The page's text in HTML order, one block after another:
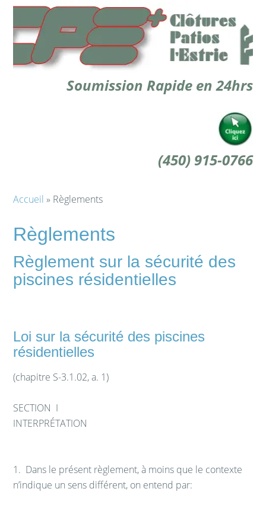
Soumission Rapide en 24hrs
(450) 915-0766
Accueil » Règlements
Règlements
Règlement sur la sécurité des
piscines résidentielles
Loi sur la sécurité des piscines
résidentielles
(chapitre S-3.1.02, a. 1)
SECTION I
INTERPRÉTATION
1. Dans le présent règlement, à moins que le contexte
n’indique un sens différent, on entend par: